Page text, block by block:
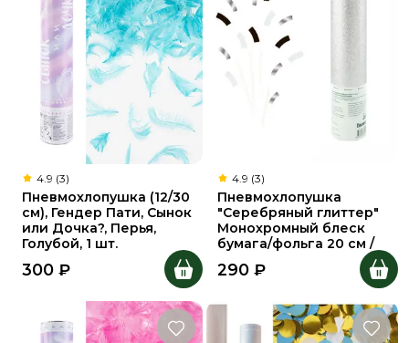
4.9 (3)
Пневмохлопушка (12/30
см), Гендер Пати, Сынок
или Дочка?, Перья,
Голубой, 1 шт.
300 ₽
4.9 (3)
Пневмохлопушка
"Серебряный глиттер"
Монохромный блеск
бумага/фольга 20 см /
290 ₽